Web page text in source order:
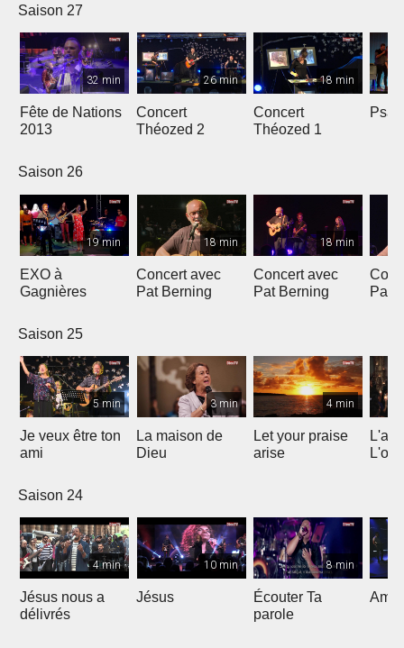
Saison 27
32 min
Fête de Nations
2013
26 min
Concert
Théozed 2
18 min
Concert
Théozed 1
Saison 26
19 min
EXO à
Gagnières
18 min
Concert avec
Pat Berning
18 min
Concert avec
Pat Berning
Pat
Saison 25
5 min
Je veux être ton
ami
3 min
La maison de
Dieu
4 min
Let your praise
arise
Saison 24
4 min
Jésus nous a
délivrés
10 min
Jésus
8 min
Écouter Ta
parole
Ami